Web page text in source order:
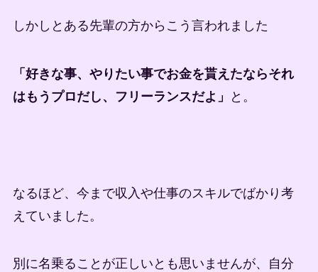
しかしとある先輩の方からこう言われました
「好きな事、やりたい事でお金を貰えたならそれ
はもうプロだし、フリーランスだよ」
と。
なるほど、今まで収入や仕事のスキルでばかり考
えていました。
別に名乗ることが正しいとも思いませんが、自分